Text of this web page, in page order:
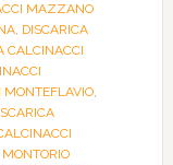
MAZZANO
, DISCARICA
CALCINACCI
MONTEFLAVIO,